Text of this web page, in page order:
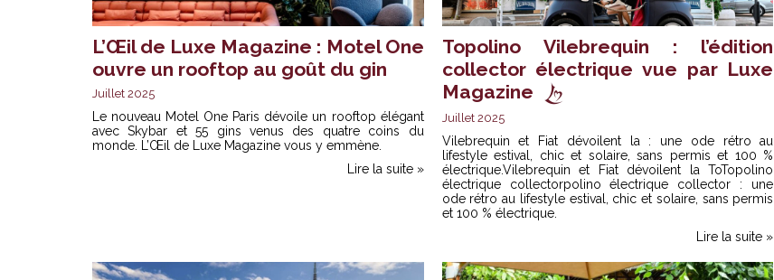
L’Œil de Luxe Magazine : Motel One
ouvre un rooftop au goût du gin
Juillet 2025
Le nouveau Motel One Paris dévoile un rooftop élégant
avec Skybar et 55 gins venus des quatre coins du
monde. L’Œil de Luxe Magazine vous y emmène.
Lire la suite »
Topolino Vilebrequin : l’édition
collector électrique vue par Luxe
Magazine
Juillet 2025
Vilebrequin et Fiat dévoilent la : une ode rétro au
lifestyle estival, chic et solaire, sans permis et 100 %
électrique.Vilebrequin et Fiat dévoilent la ToTopolino
électrique collectorpolino électrique collector : une
ode rétro au lifestyle estival, chic et solaire, sans permis
et 100 % électrique.
Lire la suite »